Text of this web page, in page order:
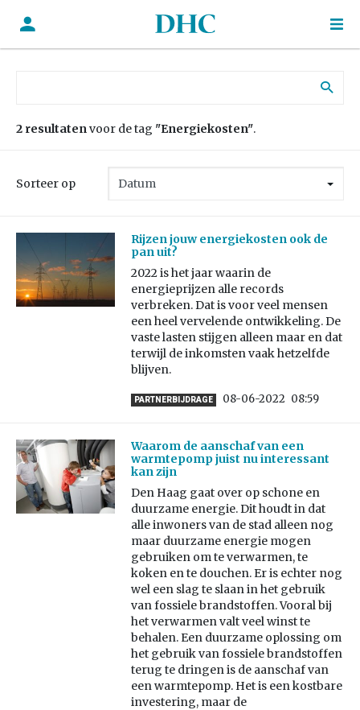
2 resultatenvoor de tag "Energiekosten".
Sorteer op
Rijzen jouw energiekosten ook de
pan uit?
2022 is het jaar waarin de
energieprijzen alle records
verbreken. Dat is voor veel mensen
een heel vervelende ontwikkeling. De
vaste lasten stijgen alleen maar en dat
terwijl de inkomsten vaak hetzelfde
blijven.
PARTNERBIJDRAGE 08-06-2022 08:59
Waarom de aanschaf van een
warmtepomp juist nu interessant
kan zijn
Den Haag gaat over op schone en
duurzame energie. Dit houdt in dat
alle inwoners van de stad alleen nog
maar duurzame energie mogen
gebruiken om te verwarmen, te
koken en te douchen. Er is echter nog
wel een slag te slaan in het gebruik
van fossiele brandstoffen. Vooral bij
het verwarmen valt veel winst te
behalen. Een duurzame oplossing om
het gebruik van fossiele brandstoffen
terug te dringen is de aanschaf van
een warmtepomp. Het is een kostbare
investering, maar de